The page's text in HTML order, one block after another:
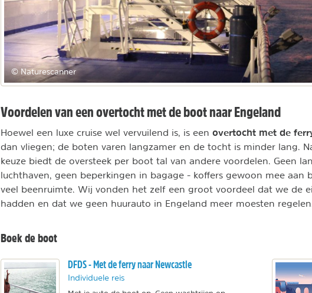
© Naturescanner
Voordelen van een overtocht met de boot naar Engeland
Hoewel een luxe cruise wel vervuilend is, is een overtocht met de
dan vliegen; de boten varen langzamer en de tocht is minder lang.
keuze biedt de oversteek per boot tal van andere voordelen. Geen
luchthaven, geen beperkingen in bagage - koffers gewoon mee aan
veel beenruimte. Wij vonden het zelf een groot voordeel dat we de
hadden en dat we geen huurauto in Engeland meer moesten regelen.
Boek de boot
DFDS - Met de ferry naar Newcastle
Individuele reis